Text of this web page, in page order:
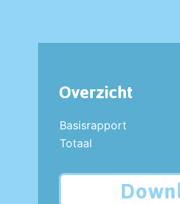
Overzicht
Basisrapport
Totaal